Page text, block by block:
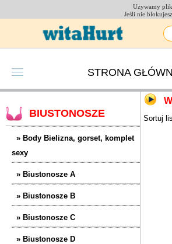
Używamy
Jeśli nie
STRONA
BIUSTONOSZE
» Body Bielizna, gorset, komplet
sexy
» Biustonosze A
» Biustonosze B
» Biustonosze C
» Biustonosze D
Sortuj